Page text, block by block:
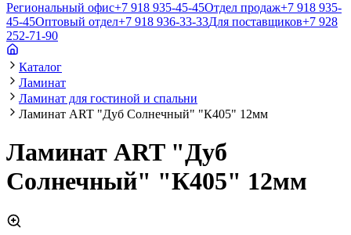
Региональный офис+7 918 935-45-45Отдел продаж+7 918 935-
45-45Оптовый отдел+7 918 936-33-33Для поставщиков+7 928
252-71-90
Каталог
Ламинат
Ламинат для гостиной и спальни
Ламинат ART "Дуб Солнечный" "К405" 12мм
Ламинат ART "Дуб
Солнечный" "К405" 12мм